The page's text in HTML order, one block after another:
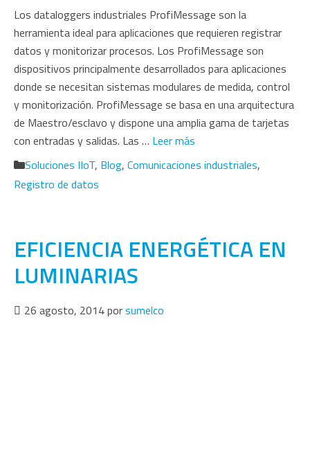
Los dataloggers industriales ProfiMessage son la
herramienta ideal para aplicaciones que requieren registrar
datos y monitorizar procesos. Los ProfiMessage son
dispositivos principalmente desarrollados para aplicaciones
donde se necesitan sistemas modulares de medida, control
y monitorización. ProfiMessage se basa en una arquitectura
de Maestro/esclavo y dispone una amplia gama de tarjetas
con entradas y salidas. Las … Leer más
Categorías
Soluciones IIoT, Blog, Comunicaciones industriales,
Registro de datos
EFICIENCIA ENERGÉTICA EN
LUMINARIAS
26 agosto, 2014porsumelco